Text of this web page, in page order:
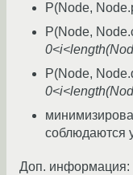
P(Node,
P(Node,
P(Node,
соблюдаются
Доп. информация: